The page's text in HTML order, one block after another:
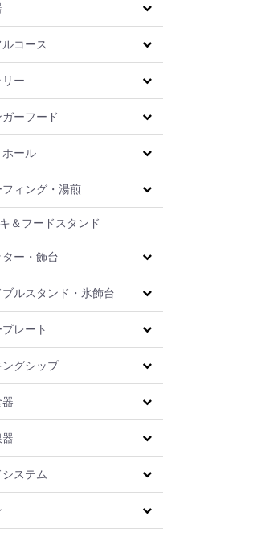
コース
ー
ーフード
ール
ィング・湯煎
＆フードスタンド
ター・飾台
ブルスタンド・氷飾台
プレート
グシップ
ステム